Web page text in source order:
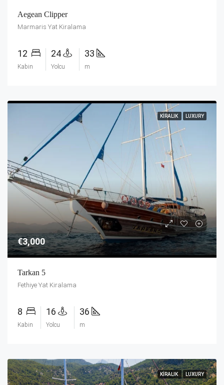
Aegean Clipper
Marmaris Yat Kiralama
12
Kabin
24
Yolcu
33
m
KIRALIK LUXURY
€3,000
Tarkan 5
Fethiye Yat Kiralama
8
Kabin
16
Yolcu
36
m
KIRALIK LUXURY